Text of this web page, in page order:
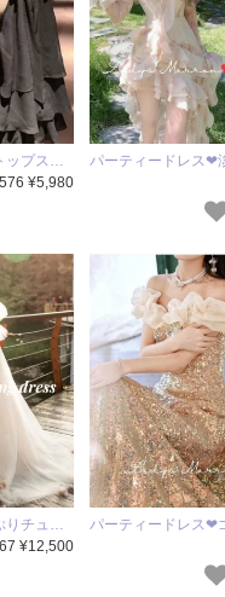
ップス…
¥5,980
パーティードレス❤
りチュ…
¥12,500
パーティードレス❤